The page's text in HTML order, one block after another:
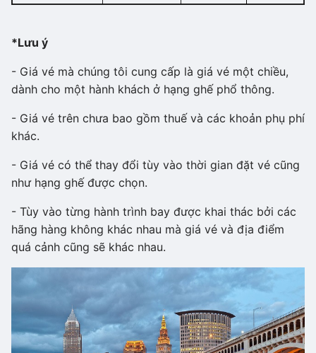
*Lưu ý
- Giá vé mà chúng tôi cung cấp là giá vé một chiều,
dành cho một hành khách ở hạng ghế phổ thông.
- Giá vé trên chưa bao gồm thuế và các khoản phụ phí
khác.
- Giá vé có thể thay đổi tùy vào thời gian đặt vé cũng
như hạng ghế được chọn.
- Tùy vào từng hành trình bay được khai thác bởi các
hãng hàng không khác nhau mà giá vé và địa điểm
quá cảnh cũng sẽ khác nhau.